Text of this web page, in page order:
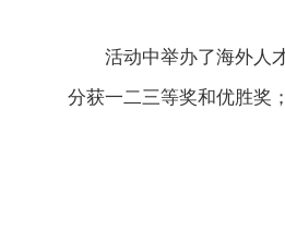
活动中举办了海外人才
分获一二三等奖和优胜奖